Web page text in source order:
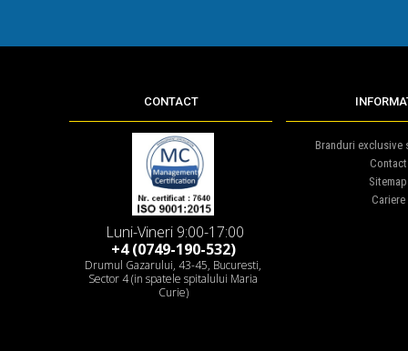
CONTACT
Luni-Vineri 9:00-17:00
+4 (0749-190-532)
Drumul Gazarului, 43-45, Bucuresti,
Sector 4 (in spatele spitalului Maria
Curie)
Branduri exclusive
Contact
Sitemap
Cariere